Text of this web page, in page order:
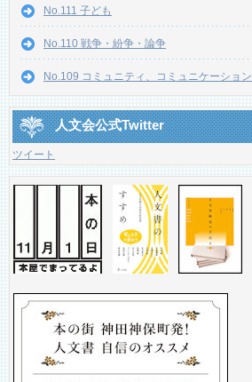
No.111 子ども
No.110 戦争・紛争・論争
No.109 コミュニティ、コミュニケーション
人文会公式Twitter
ツイート